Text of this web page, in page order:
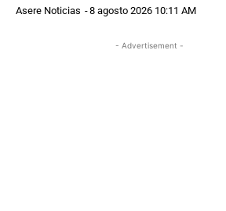
Asere Noticias -8 agosto 2026 10:11 AM
- Advertisement -